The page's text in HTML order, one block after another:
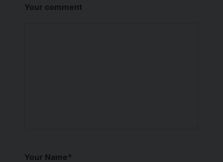
Your comment
Your Name*